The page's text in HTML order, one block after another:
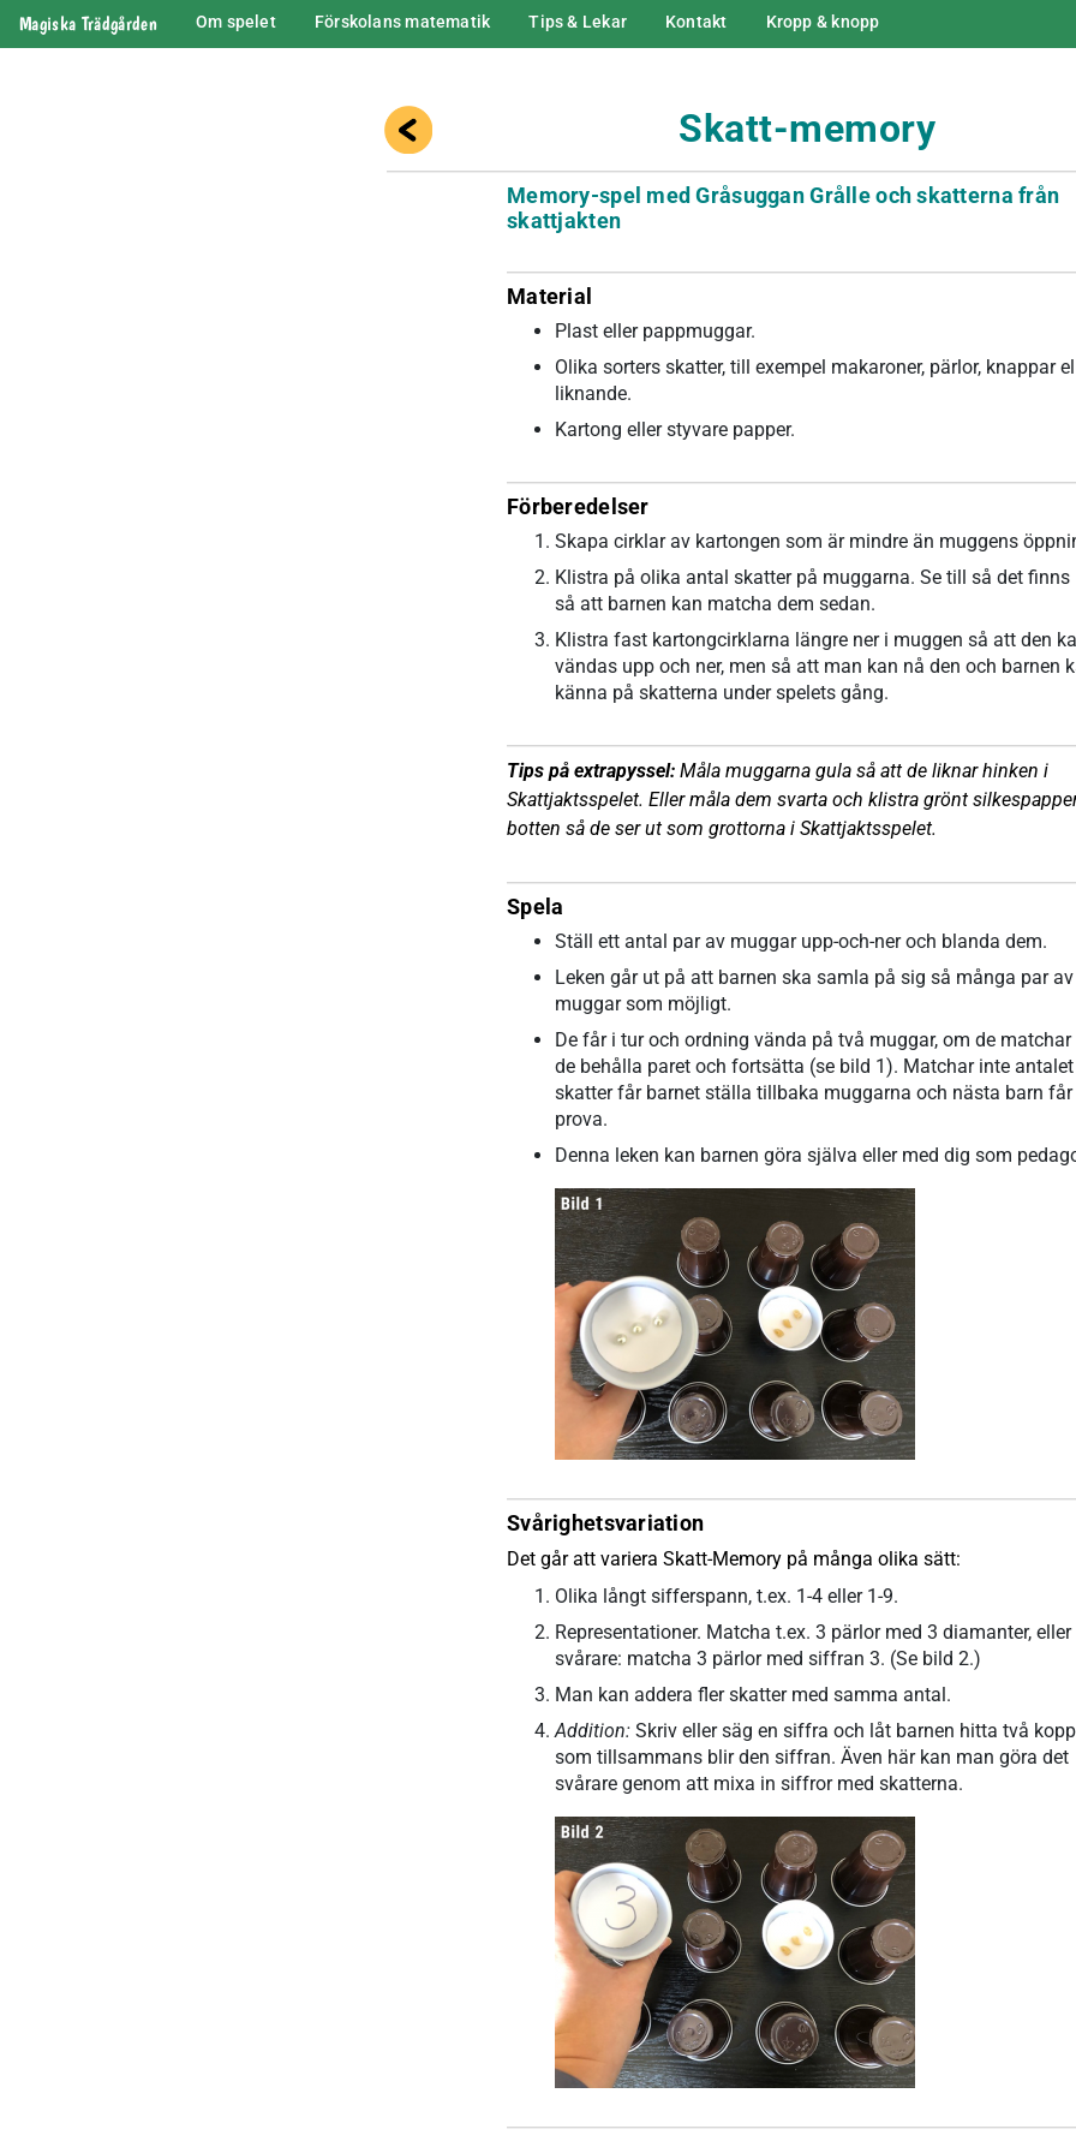
Magiska Trädgården Om spelet Förskolans matematik Tips & Lekar Kontakt Kropp & knopp
Skatt-memory
Memory-spel med Gråsuggan Grålle och skatterna från
skattjakten
Material
Plast eller pappmuggar.
Olika sorters skatter, till exempel makaroner, pärlor, knappar
liknande.
Kartong eller styvare papper.
Förberedelser
Skapa cirklar av kartongen som är mindre än muggens
Klistra på olika antal skatter på muggarna. Se till så det finns
så att barnen kan matcha dem sedan.
Klistra fast kartongcirklarna längre ner i muggen så att den
vändas upp och ner, men så att man kan nå den och barnen
känna på skatterna under spelets gång.
Tips på extrapyssel: Måla muggarna gula så att de liknar hinken i
Skattjaktsspelet. Eller måla dem svarta och klistra grönt
botten så de ser ut som grottorna i Skattjaktsspelet.
Spela
Ställ ett antal par av muggar upp-och-ner och blanda dem.
Leken går ut på att barnen ska samla på sig så många par av
muggar som möjligt.
De får i tur och ordning vända på två muggar, om de
de behålla paret och fortsätta (se bild 1). Matchar inte antalet
skatter får barnet ställa tillbaka muggarna och nästa barn får
prova.
Denna leken kan barnen göra själva eller med dig som
Svårighetsvariation
Det går att variera Skatt-Memory på många olika sätt:
Olika långt sifferspann, t.ex. 1-4 eller 1-9.
Representationer. Matcha t.ex. 3 pärlor med 3 diamanter, eller
svårare: matcha 3 pärlor med siffran 3. (Se bild 2.)
Man kan addera fler skatter med samma antal.
Addition: Skriv eller säg en siffra och låt barnen hitta två
som tillsammans blir den siffran. Även här kan man göra det
svårare genom att mixa in siffror med skatterna.